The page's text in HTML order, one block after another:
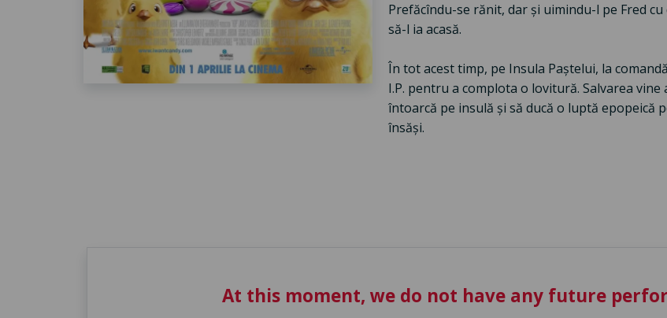
Prefăcîndu-se rănit, dar și uimindu-l pe Fred
să-l ia acasă.
În tot acest timp, pe Insula Paștelui, la
I.P. pentru a complota o lovitură. Salvarea vine
întoarcă pe insulă și să ducă o luptă epopeică
însăși.
At this moment, we do not have any future